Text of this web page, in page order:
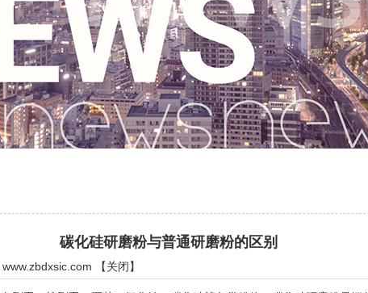
碳化硅研磨粉与普通研磨粉的区别
www.zbdxsic.com 【关闭】